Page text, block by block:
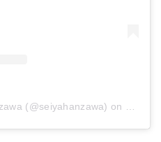
(@seiyahanzawa) on